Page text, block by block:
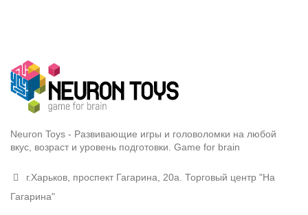
Neuron Toys - Развивающие игры и головоломки на любой
вкус, возраст и уровень подготовки. Game for brain
г.Харьков, проспект Гагарина, 20а. Торговый центр "На
Гагарина"